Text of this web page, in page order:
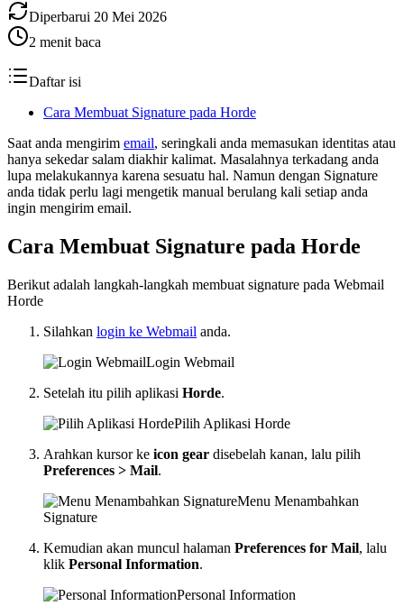
Diperbarui 20 Mei 2026
2 menit baca
Daftar isi
Cara Membuat Signature pada Horde
Saat anda mengirim email, seringkali anda memasukan identitas atau
hanya sekedar salam diakhir kalimat. Masalahnya terkadang anda
lupa melakukannya karena sesuatu hal. Namun dengan Signature
anda tidak perlu lagi mengetik manual berulang kali setiap anda
ingin mengirim email.
Cara Membuat Signature pada Horde
Berikut adalah langkah-langkah membuat signature pada Webmail
Horde
Silahkan login ke Webmail anda.
Login Webmail
Setelah itu pilih aplikasi Horde.
Pilih Aplikasi Horde
Arahkan kursor ke icon gear disebelah kanan, lalu pilih
Preferences > Mail.
Menu Menambahkan
Signature
Kemudian akan muncul halaman Preferences for Mail, lalu
klik Personal Information.
Personal Information